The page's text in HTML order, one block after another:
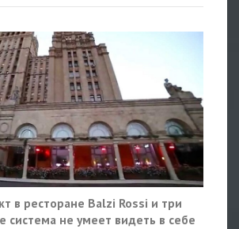
в ресторане Balzi Rossi и три
система не умеет видеть в себе